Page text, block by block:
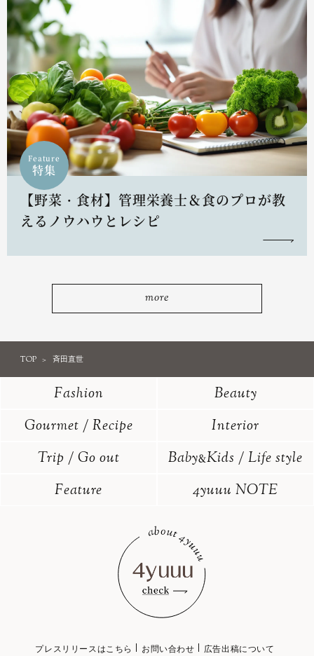
Feature
特集
【野菜・食材】管理栄養士＆食のプロが教
えるノウハウとレシピ
more
TOP 斉田直世
Fashion
Beauty
Gourmet / Recipe
Interior
Trip / Go out
Baby&Kids / Life style
Feature
4yuuu NOTE
プレスリリースはこちら お問い合わせ 広告出稿について